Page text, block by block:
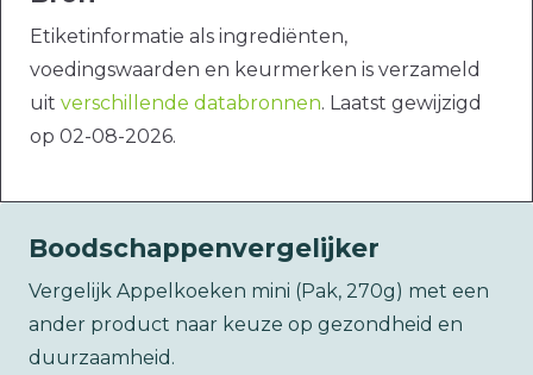
Etiketinformatie als ingrediënten,
voedingswaarden en keurmerken is verzameld
uit verschillende databronnen. Laatst gewijzigd
op 02-08-2026.
Boodschappenvergelijker
Vergelijk Appelkoeken mini (Pak, 270g) met een
ander product naar keuze op gezondheid en
duurzaamheid.